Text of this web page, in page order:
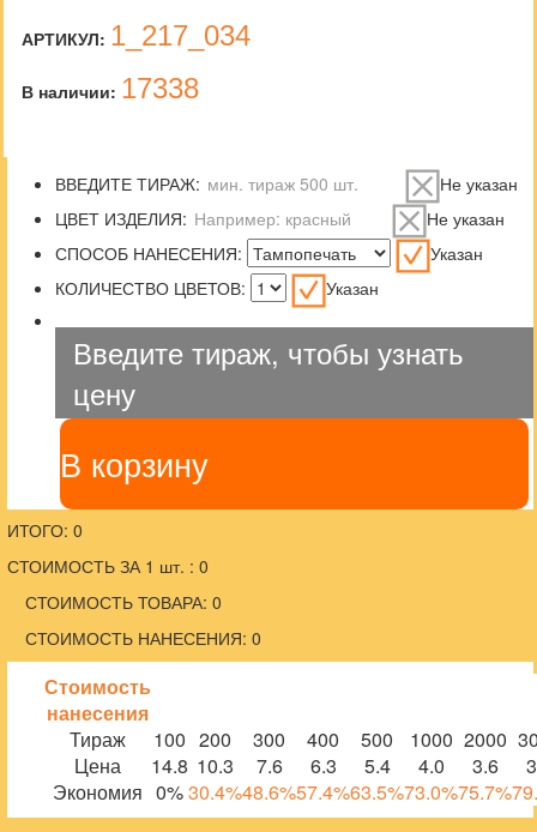
АРТИКУЛ: 1_217_034
В наличии: 17338
ВВЕДИТЕ ТИРАЖ:
Не указан
ЦВЕТ ИЗДЕЛИЯ:
Не указан
СПОСОБ НАНЕСЕНИЯ:
Указан
КОЛИЧЕСТВО ЦВЕТОВ:
Указан
Введите тираж, чтобы узнать
цену
В корзину
ИТОГО: 0
СТОИМОСТЬ ЗА 1 шт. : 0
СТОИМОСТЬ ТОВАРА: 0
СТОИМОСТЬ НАНЕСЕНИЯ: 0
Стоимость
нанесения
Тираж
100 200 300 400 500 1000 2000
Цена
14.8 10.3 7.6 6.3 5.4 4.0 3.6
Экономия 0%30.4%48.6%57.4%63.5%73.0%75.7%